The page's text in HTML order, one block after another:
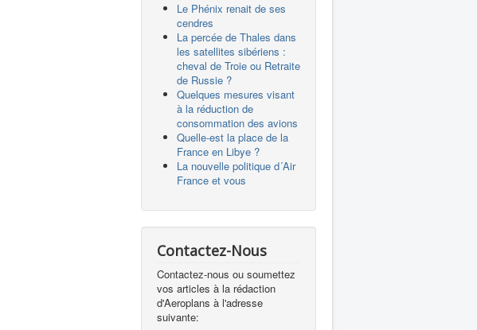
Le Phénix renait de ses
cendres
La percée de Thales dans
les satellites sibériens :
cheval de Troie ou Retraite
de Russie ?
Quelques mesures visant
à la réduction de
consommation des avions
Quelle-est la place de la
France en Libye ?
La nouvelle politique d´Air
France et vous
Contactez-Nous
Contactez-nous ou soumettez
vos articles à la rédaction
d'Aeroplans à l'adresse
suivante: